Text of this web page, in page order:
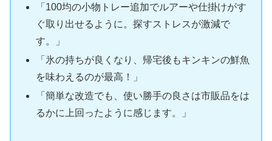
「100均の小物トレー追加でルアーや仕掛けがす
ぐ取り出せるように。探すストレスが激減で
す。」
「氷の持ちが良くなり、帰宅後もキンキンの鮮魚
を味わえるのが最高！」
「簡単な改造でも、使い勝手の良さは市販品をは
るかに上回ったように感じます。」